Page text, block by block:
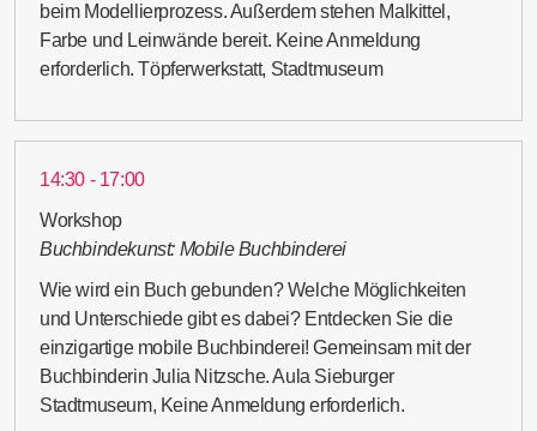
beim Modellierprozess. Außerdem stehen Malkittel,
Farbe und Leinwände bereit. Keine Anmeldung
erforderlich. Töpferwerkstatt, Stadtmuseum
14:30 - 17:00
Workshop
Buchbindekunst: Mobile Buchbinderei
Wie wird ein Buch gebunden? Welche Möglichkeiten
und Unterschiede gibt es dabei? Entdecken Sie die
einzigartige mobile Buchbinderei! Gemeinsam mit der
Buchbinderin Julia Nitzsche. Aula Sieburger
Stadtmuseum, Keine Anmeldung erforderlich.